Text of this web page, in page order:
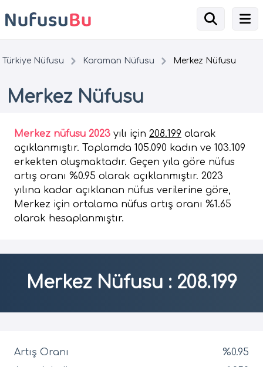
Türkiye Nüfusu Karaman Nüfusu Merkez Nüfusu
Merkez Nüfusu
Merkez nüfusu 2023 yılı için 208.199 olarak
açıklanmıştır. Toplamda 105.090 kadın ve 103.109
erkekten oluşmaktadır. Geçen yıla göre nüfus
artış oranı %0.95 olarak açıklanmıştır. 2023
yılına kadar açıklanan nüfus verilerine göre,
Merkez için ortalama nüfus artış oranı %1.65
olarak hesaplanmıştır.
Merkez Nüfusu : 208.199
Artış Oranı
%0.95